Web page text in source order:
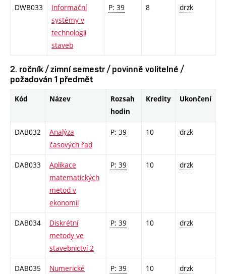
DWB033
Informační
systémy v
technologii
staveb
P: 39 8 drzk
2. ročník / zimní semestr / povinně volitelné /
požadován 1 předmět
Kód Název
Rozsah
hodin
Kredity Ukončení
DAB032
Analýza
časových řad
P: 39 10 drzk
DAB033
Aplikace
matematických
metod v
ekonomii
P: 39 10 drzk
DAB034
Diskrétní
metody ve
stavebnictví 2
P: 39 10 drzk
DAB035
Numerické
P: 39 10 drzk